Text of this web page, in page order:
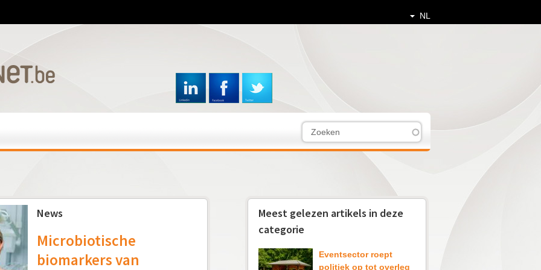
en
NL
k
v
e
l
o
e
News
Microbiotische
biomarkers van
Meest gelezen artikels in deze
categorie
Eventsector roept
politiek op tot overleg